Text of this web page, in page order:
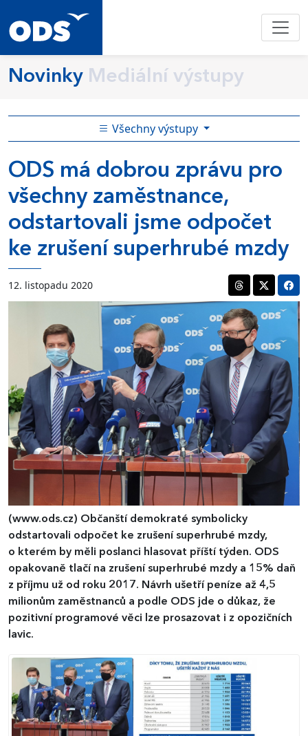
Novinky Mediální výstupy
Všechny výstupy
ODS má dobrou zprávu pro
všechny zaměstnance,
odstartovali jsme odpočet
ke zrušení superhrubé mzdy
12. listopadu 2020
(www.ods.cz) Občanští demokraté symbolicky
odstartovali odpočet ke zrušení superhrubé mzdy,
o kterém by měli poslanci hlasovat příští týden. ODS
opakovaně tlačí na zrušení superhrubé mzdy a 15% daň
z příjmu už od roku 2017. Návrh ušetří peníze až 4,5
milionům zaměstnanců a podle ODS jde o důkaz, že
pozitivní programové věci lze prosazovat i z opozičních
lavic.